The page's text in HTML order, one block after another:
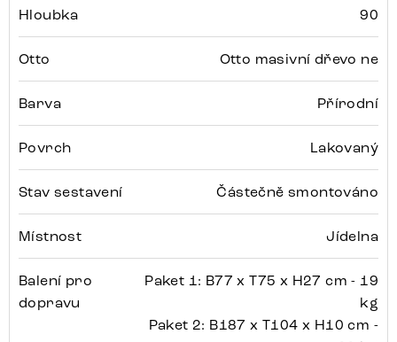
Hloubka 90
Otto Otto masivní dřevo ne
Barva Přírodní
Povrch Lakovaný
Stav sestavení Částečně smontováno
Místnost Jídelna
Balení pro
dopravu
Paket 1: B77 x T75 x H27 cm - 19
kg
Paket 2: B187 x T104 x H10 cm -